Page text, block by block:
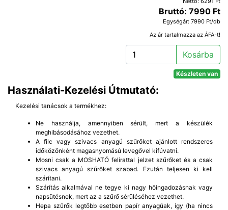
Bruttó: 7990 Ft
Egységár: 7990 Ft/db
Az ár tartalmazza az ÁFA-t!
Kosárba
Készleten van
Használati-Kezelési Útmutató:
Kezelési tanácsok a termékhez:
Ne használja, amennyiben sérült, mert a készülék
meghibásodásához vezethet.
A filc vagy szivacs anyagú szűrőket ajánlott rendszeres
időközönként magasnyomású levegővel kifúvatni.
Mosni csak a MOSHATÓ felirattal jelzet szűrőket és a csak
szivacs anyagú szűrőket szabad. Ezután teljesen ki kell
szárítani.
Szárítás alkalmával ne tegye ki nagy hőingadozásnak vagy
napsütésnek, mert az a szűrő sérüléséhez vezethet.
Hepa szűrők legtöbb esetben papír anyagúak, így (ha nincs